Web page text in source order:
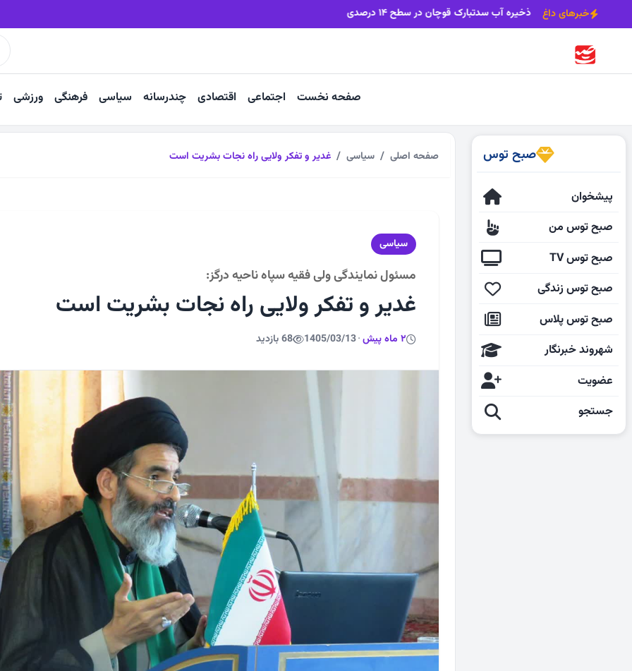
خبرهای داغ
آعاز مرمت مزار تاریخی سلطان سلیمان زاوه ذخیره آب سدتبارک قوچان در سطح ۱۴ درصدی
صفحه نخست اجتماعی اقتصادی چندرسانه سیاسی فرهنگی ورزشی
صبح توس
پیشخوان
صبح توس من
صبح توس TV
صبح توس زندگی
صبح توس پلاس
شهروند خبرنگار
عضویت
جستجو
صفحه اصلی سیاسی غدیر و تفکر ولایی راه نجات بشریت است
سیاسی
مسئول نمایندگی ولی فقیه سپاه ناحیه درگز:
غدیر و تفکر ولایی راه نجات بشریت است
2 ماه پیش ·
1405/03/13 68 بازدید